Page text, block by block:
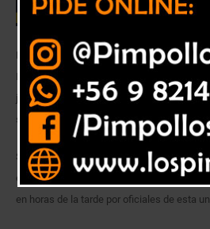
Detectives de la Brigada de Homicidios
Investigaciones de Chile, detuvieron al
joven de 31 años, hecho delictual ocurrido
sector Chorrillos de Viña del Mar.
Según los antecedentes entregados por la
encontraba en el domicilio de un familiar,
en horas de la tarde por oficiales de esta